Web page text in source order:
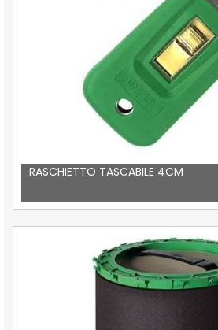
RASCHIETTO TASCABILE 4CM